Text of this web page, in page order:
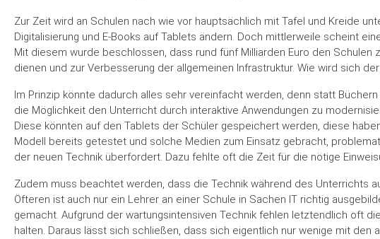
Zur Zeit wird an Schulen nach wie vor hauptsächlich mit Tafel und Kreide
Digitalisierung und E-Books auf Tablets ändern. Doch mittlerweile scheint
Mit diesem wurde beschlossen, dass rund fünf Milliarden Euro den
dienen und zur Verbesserung der allgemeinen Infrastruktur. Wie wird sich
Im Prinzip könnte dadurch alles sehr vereinfacht werden, denn statt
die Möglichkeit den Unterricht durch interaktive Anwendungen zu
Diese könnten auf den Tablets der Schüler gespeichert werden, diese
Modell bereits getestet und solche Medien zum Einsatz gebracht,
der neuen Technik überfordert. Dazu fehlte oft die Zeit für die nötige
Zudem muss beachtet werden, dass die Technik während des Unterrichts
Öfteren ist auch nur ein Lehrer an einer Schule in Sachen IT richtig
gemacht. Aufgrund der wartungsintensiven Technik fehlen letztendlich oft
halten. Daraus lässt sich schließen, dass sich eigentlich nur wenige mit